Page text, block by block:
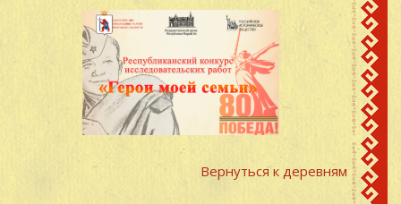
Вернуться к деревням